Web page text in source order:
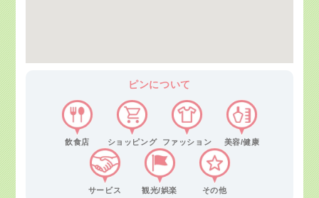
ピンについて
飲食店 ショッピング ファッション 美容/健康
サービス 観光/娯楽 その他